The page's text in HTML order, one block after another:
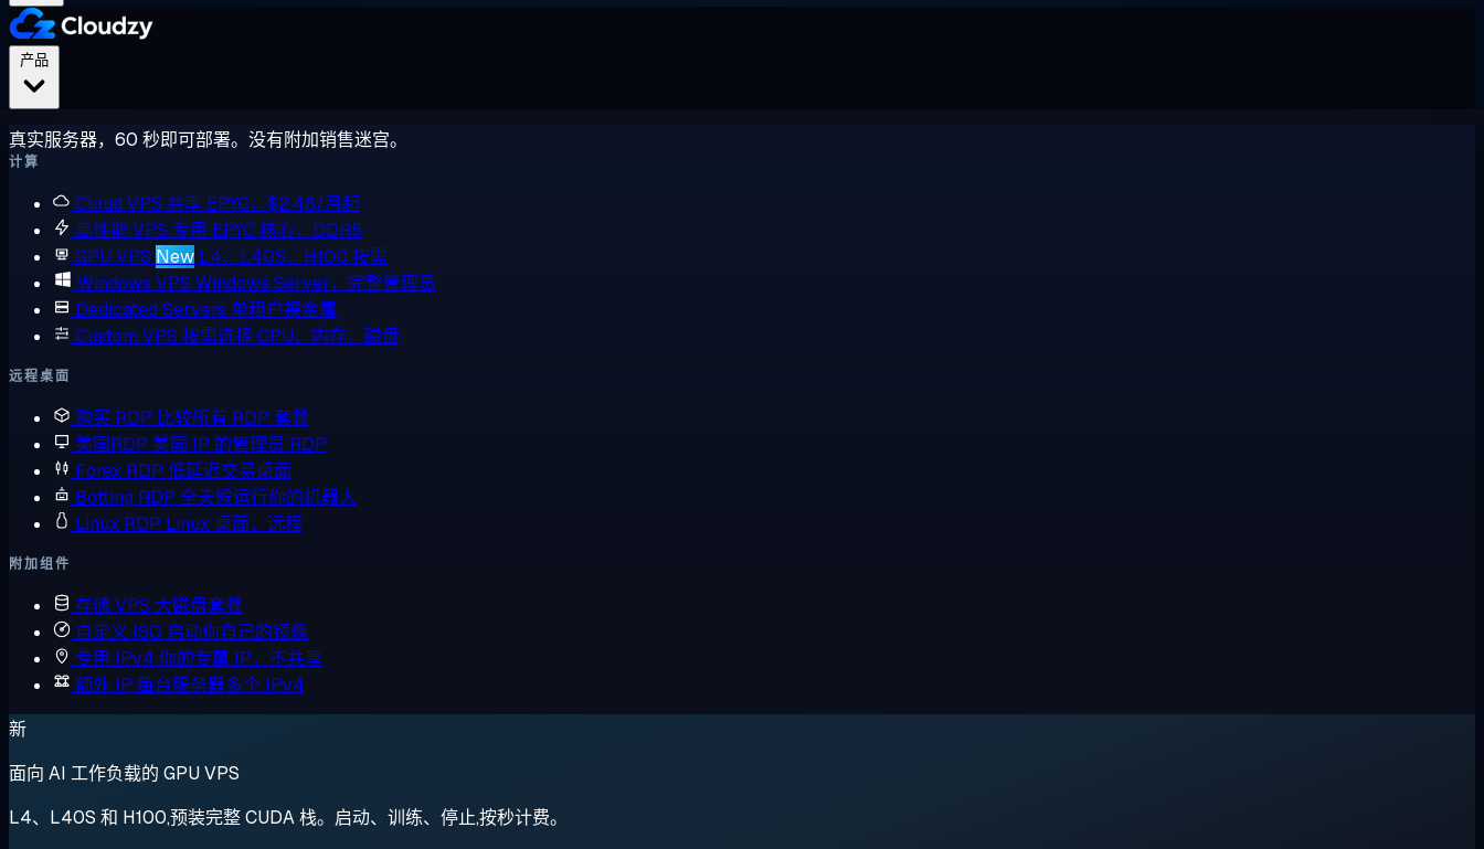
真实服务器，60 秒即可部署。没有附加销售迷宫。
计算
Cloud VPS 共享 EPYC，$2.48/月起
高性能 VPS 专用 EPYC 核心，DDR5
GPU VPS New L4、L40S、H100 按需
Windows VPS Windows Server，完整管理员
Dedicated Servers 单租户裸金属
Custom VPS 按需选择 CPU、内存、磁盘
远程桌面
购买 RDP 比较所有 RDP 套餐
美国RDP 美国 IP 的管理员 RDP
Forex RDP 低延迟交易桌面
Botting RDP 全天候运行你的机器人
Linux RDP Linux 桌面，远程
附加组件
存储 VPS 大磁盘套餐
自定义 ISO 启动你自己的镜像
专用 IPv4 你的专属 IP，不共享
额外 IP 每台服务器多个 IPv4
新
面向 AI 工作负载的 GPU VPS
L4、L40S 和 H100,预装完整 CUDA 栈。启动、训练、停止,按秒计费。